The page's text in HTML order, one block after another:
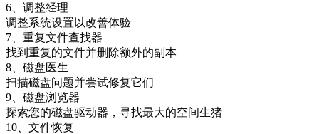
6、调整经理
调整系统设置以改善体验
7、重复文件查找器
找到重复的文件并删除额外的副本
8、磁盘医生
扫描磁盘问题并尝试修复它们
9、磁盘浏览器
探索您的磁盘驱动器，寻找最大的空间生猪
10、文件恢复